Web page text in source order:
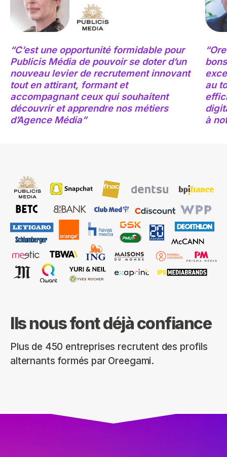
“C’est une opportunité formidable pour
Publicis Média de pouvoir se doter d’un
nouveau levier de recrutement innovant
tout en attirant, formant et
accompagnant ceux qui souhaitent
découvrir et apprendre nos métiers
d’Agence Média”
au
à
Ils nous font déjà confiance
Plus de 450 entreprises recrutent des profils
alternants formés par Oreegami.